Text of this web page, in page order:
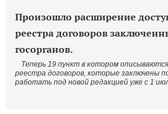
Произошло расширение
реестра договоров
госорганов.
Теперь 19 пункт в котором
реестра договоров, которые заключены
работать под новой редакцией уже с 1